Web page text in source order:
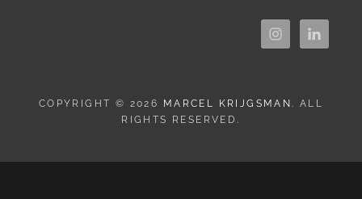
COPYRIGHT © 2026 MARCEL KRIJGSMAN. ALL
RIGHTS RESERVED.